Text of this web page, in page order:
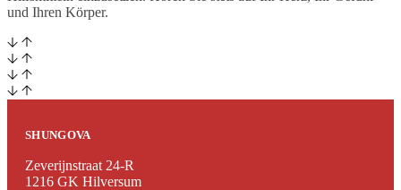
und Ihren Körper.
SHUNGOVA
Zeverijnstraat 24-R
1216 GK Hilversum